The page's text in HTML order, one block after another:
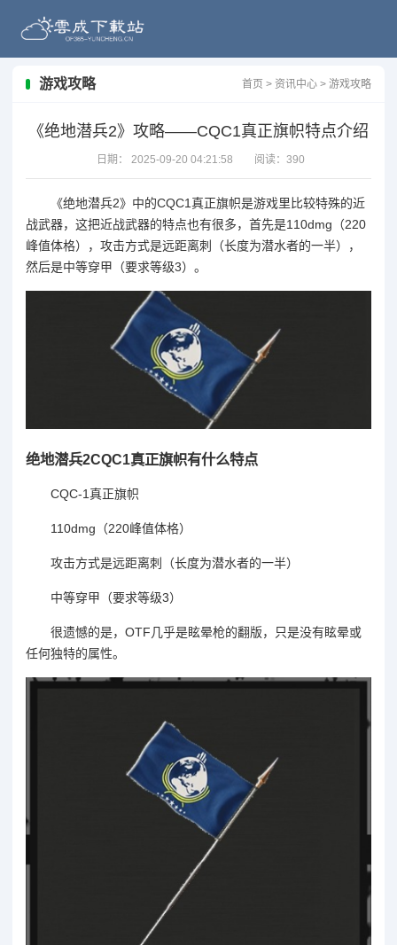
游戏攻略 首页 > 资讯中心 > 游戏攻略
《绝地潜兵2》攻略——CQC1真正旗帜特点介绍
日期： 2025-09-20 04:21:58 阅读： 390
《绝地潜兵2》中的CQC1真正旗帜是游戏里比较特殊的近
战武器，这把近战武器的特点也有很多，首先是110dmg（220
峰值体格），攻击方式是远距离刺（长度为潜水者的一半），
然后是中等穿甲（要求等级3）。
绝地潜兵2CQC1真正旗帜有什么特点
CQC-1真正旗帜
110dmg（220峰值体格）
攻击方式是远距离刺（长度为潜水者的一半）
中等穿甲（要求等级3）
很遗憾的是，OTF几乎是眩晕枪的翻版，只是没有眩晕或
任何独特的属性。